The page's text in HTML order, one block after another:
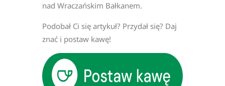
nad Wraczańskim Bałkanem.
Podobał Ci się artykuł? Przydał się? Daj
znać i postaw kawę!